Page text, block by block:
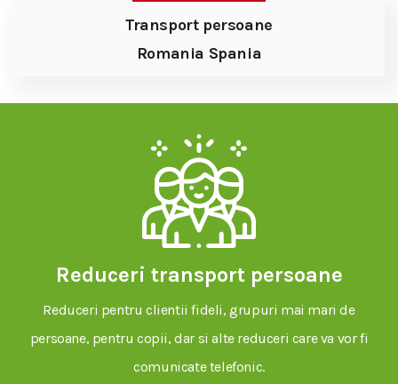
Transport persoane
Romania Spania
Reduceri transport persoane
Reduceri pentru clientii fideli, grupuri mai mari de
persoane, pentru copii, dar si alte reduceri care va vor fi
comunicate telefonic.